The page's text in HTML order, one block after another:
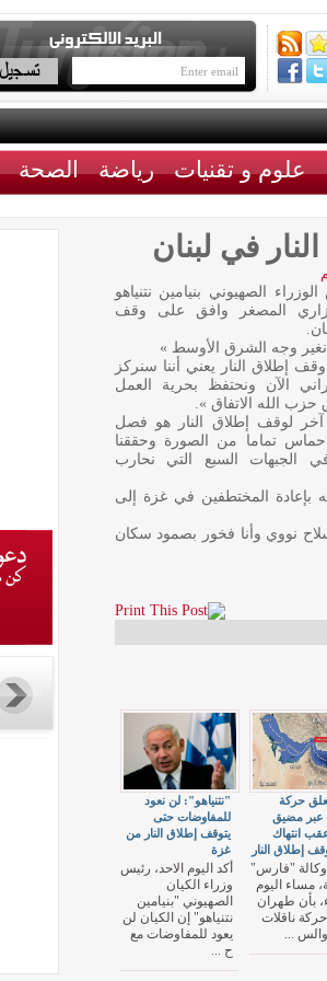
علوم و تقنيات رياضة الصحة
في لبنان
الصهيوني بنيامين نتنياهو
المصغر وافق على وقف
نغير وجه الشرق الأوسط »
إطلاق النار يعني أننا سنركز
الآن ونحتفظ بحرية العمل
حزب الله الاتفاق ».
لوقف إطلاق النار هو فصل
حماس تماما من الصورة وحققنا
الجبهات السبع التي نحارب
بإعادة المختطفين في غزة إلى
نووي وأنا فخور بصمود سكان
"نتنياهو": لن نعود
للمفاوضات حتى
يتوقف إطلاق النار من
غزة
أكد اليوم الاحد، رئيس
وزراء الكيان
الصهيوني "بنيامين
نتنياهو" إن الكيان لن
يعود للمفاوضات مع
ح ...
حركة
عبر مضيق
انتهاك
إطلاق النار
وكالة "فارس"
مساء اليوم
بأن طهران
ناقلات
والس ...